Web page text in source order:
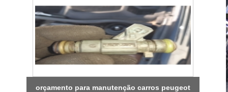
orçamento para manutenção carros peugeot